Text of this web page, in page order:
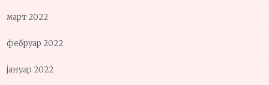
март 2022
фебруар 2022
јануар 2022